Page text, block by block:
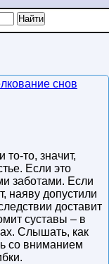
снов
то, значит,
Если это
заботами. Если
наяву допустили
доставит
суставы – в
Слышать, как
со вниманием